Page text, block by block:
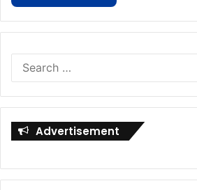
Advertisement